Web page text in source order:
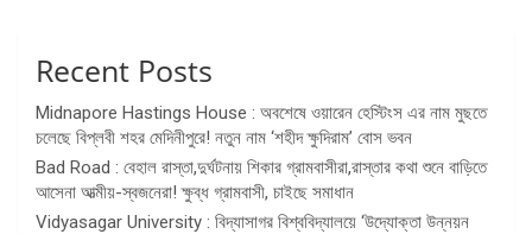
Recent Posts
Midnapore Hastings House : অবশেষে ওয়ারেন হেস্টিংস এর নাম মুছতে
চলেছে বিপ্লবী শহর মেদিনীপুরে! নতুন নাম ‘শহীদ ক্ষুদিরাম’ বোস ভবন
Bad Road : বেহাল রাস্তা,দুর্ঘটনায় শিকার গ্রামবাসীরা,রাস্তার কথা শুনে বাড়িতে
আসেনা আত্মীয়-স্বজনেরা! ক্ষুব্ধ গ্রামবাসী, চাইছে সমাধান
Vidyasagar University : বিদ্যাসাগর বিশ্ববিদ্যালয়ে ‘উদ্যোক্তা উন্নয়ন